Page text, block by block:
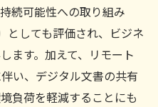
続可能性への取り組み
としても評価され、ビジネ
ます。加えて、リモート
い、デジタル文書の共有
負荷を軽減することにも